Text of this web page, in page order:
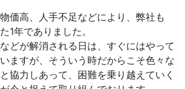
価高、人手不足などにより、弊社も
1年でありました。
どが解消される日は、すぐにはやって
ますが、そういう時だからこそ色々な
協力しあって、困難を乗り越えていく